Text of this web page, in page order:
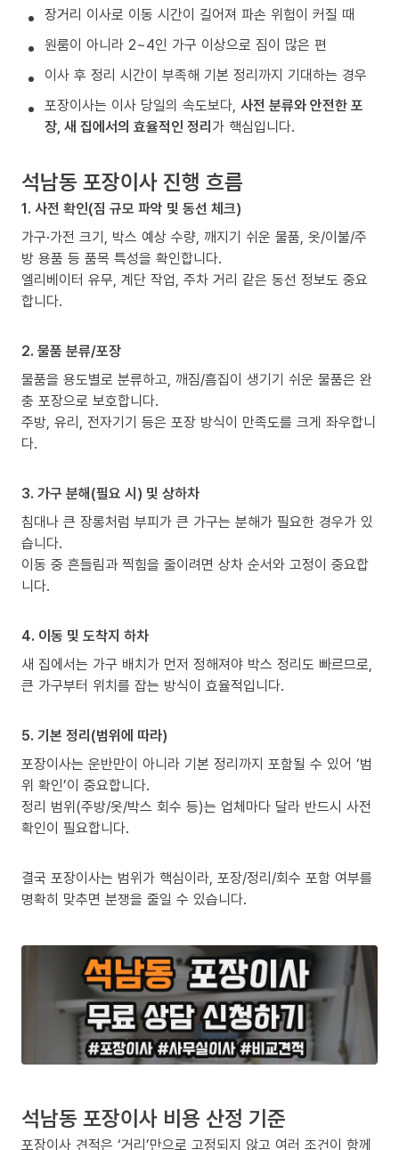
장거리 이사로 이동 시간이 길어져 파손 위험이 커질 때
원룸이 아니라 2~4인 가구 이상으로 짐이 많은 편
이사 후 정리 시간이 부족해 기본 정리까지 기대하는 경우
포장이사는 이사 당일의 속도보다, 사전 분류와 안전한 포
장, 새 집에서의 효율적인 정리가 핵심입니다.
석남동 포장이사 진행 흐름
1. 사전 확인(짐 규모 파악 및 동선 체크)
가구·가전 크기, 박스 예상 수량, 깨지기 쉬운 물품, 옷/이불/주
방 용품 등 품목 특성을 확인합니다.
엘리베이터 유무, 계단 작업, 주차 거리 같은 동선 정보도 중요
합니다.
2. 물품 분류/포장
물품을 용도별로 분류하고, 깨짐/흠집이 생기기 쉬운 물품은 완
충 포장으로 보호합니다.
주방, 유리, 전자기기 등은 포장 방식이 만족도를 크게 좌우합니
다.
3. 가구 분해(필요 시) 및 상하차
침대나 큰 장롱처럼 부피가 큰 가구는 분해가 필요한 경우가 있
습니다.
이동 중 흔들림과 찍힘을 줄이려면 상차 순서와 고정이 중요합
니다.
4. 이동 및 도착지 하차
새 집에서는 가구 배치가 먼저 정해져야 박스 정리도 빠르므로,
큰 가구부터 위치를 잡는 방식이 효율적입니다.
5. 기본 정리(범위에 따라)
포장이사는 운반만이 아니라 기본 정리까지 포함될 수 있어 ‘범
위 확인’이 중요합니다.
정리 범위(주방/옷/박스 회수 등)는 업체마다 달라 반드시 사전
확인이 필요합니다.
결국 포장이사는 범위가 핵심이라, 포장/정리/회수 포함 여부를
명확히 맞추면 분쟁을 줄일 수 있습니다.
석남동 포장이사 비용 산정 기준
포장이사 견적은 ‘거리’만으로 고정되지 않고 여러 조건이 함께